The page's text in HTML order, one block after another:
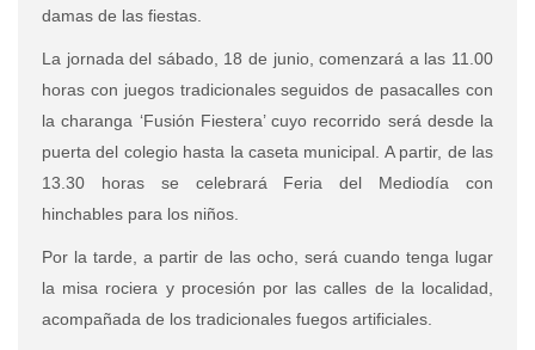
damas de las fiestas.
La jornada del sábado, 18 de junio, comenzará a las 11.00
horas con juegos tradicionales seguidos de pasacalles con
la charanga ‘Fusión Fiestera’ cuyo recorrido será desde la
puerta del colegio hasta la caseta municipal. A partir, de las
13.30 horas se celebrará Feria del Mediodía con
hinchables para los niños.
Por la tarde, a partir de las ocho, será cuando tenga lugar
la misa rociera y procesión por las calles de la localidad,
acompañada de los tradicionales fuegos artificiales.